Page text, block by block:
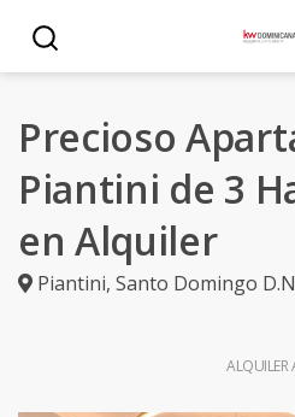
Precioso
Piantini de 3
en Alquiler
Piantini, Santo Domingo
ALQUILER